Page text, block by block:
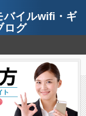
バイルwifi・ギ
ログ